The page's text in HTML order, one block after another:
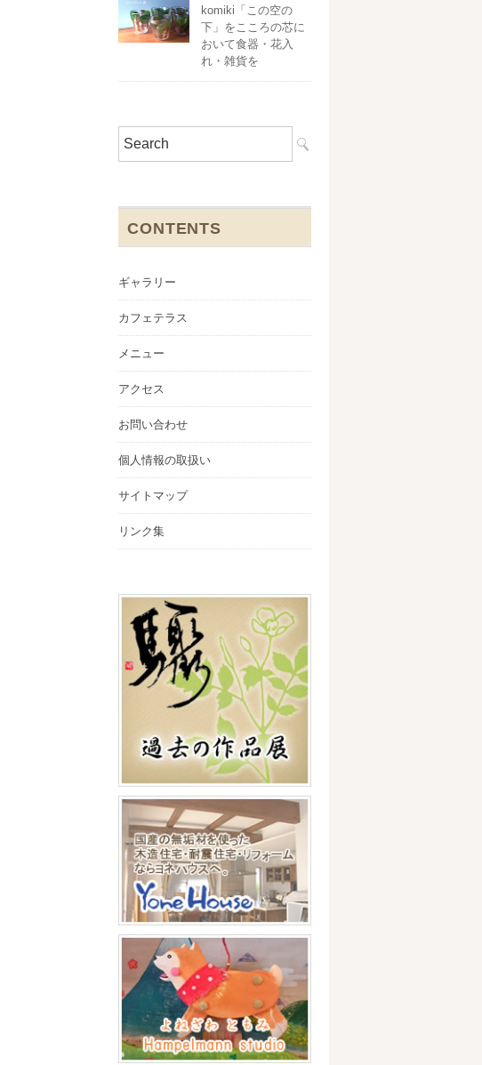
komiki「この空の
下」をこころの芯に
おいて食器・花入
れ・雑貨を
CONTENTS
ギャラリー
カフェテラス
メニュー
アクセス
お問い合わせ
個人情報の取扱い
サイトマップ
リンク集